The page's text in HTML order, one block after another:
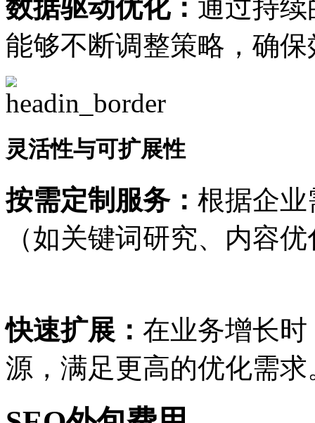
数据驱动优化： 通过持
能够不断调整策略，确
灵活性与可扩展性
按需定制服务： 根据企业
（如关键词研究、内容
快速扩展： 在业务增长
源，满足更高的优化需求